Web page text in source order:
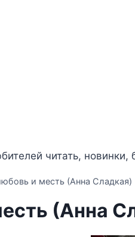
читать, новинки,
и месть (Анна Сладкая)
(Анна